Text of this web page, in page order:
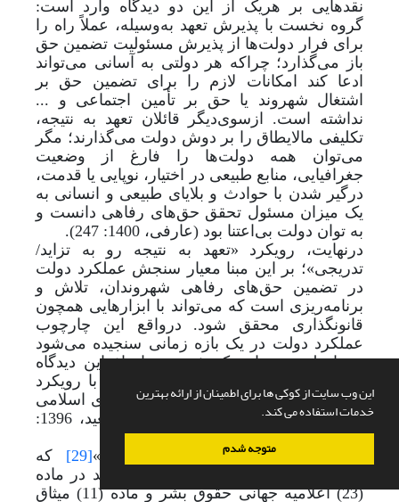
این وب سایت از کوکی ها برای اطمینان از ارائه بهترین
خدمات استفاده می کند.
متوجه شدم
نقدهایی بر هریک از این دو دیدگاه وارد است:
گروه نخست با پذیرش تعهد بهوسیله، عملاً راه را
برای فرار دولت‌ها از پذیرش مسئولیت تضمین حق
باز می‌گذارد؛ چراکه هر دولتی به
آسانی می‌تواند
ادعا کند امکانات لازم را برای تضمین حق بر
اشتغال شهروند یا حق بر تأمین اجتماعی و ...
نداشته است. ازسوی‌دیگر قائلان تعهد به نتیجه،
تکلیفی مالایطاق را بر دوش دولت می‌گذارند؛ مگر
می‌توان همه دولت‌ها را فارغ از وضعیت
جغرافیایی، منابع طبیعی در اختیار، نوپایی یا قدمت،
درگیر شدن با حوادث و بلایای طبیعی و انسانی به
یک میزان مسئول تحقق حق‌های رفاهی دانست و
به توان دولت بی‌اعتنا بود (عارفی، 1400: 247).
درنهایت، رویکرد «تعهد به نتیجه رو به تزاید‌/‌
تدریجی»؛ بر این مبنا معیار سنجش عملکرد دولت
در تضمین حق‌های رفاهی شهروندان، تلاش و
برنامه‌ریزی است که می‌تواند با ابزارهایی همچون
قانونگذاری محقق شود. درواقع این چارچوب
عملکرد دولت در یک بازه زمانی سنجیده می‌شود
نه با طرح دعوای یک شهروند. اتخاذ این دیدگاه
افزون بر آنکه منطقی و عادلانه است با رویکرد
اسناد بین‌المللی و قانون اساسی جمهوری اسلامی
ایران نیز منطبق است (حبیب‌نژاد و سعید، 1396:
74).
حق بر مسکن به‌مثابه «حقی مثبت»[29] که
مستلزم مداخله دولت است طی چند بند در ماده
(23) اعلامیه جهانی حقوق بشر و ماده (11) میثاق